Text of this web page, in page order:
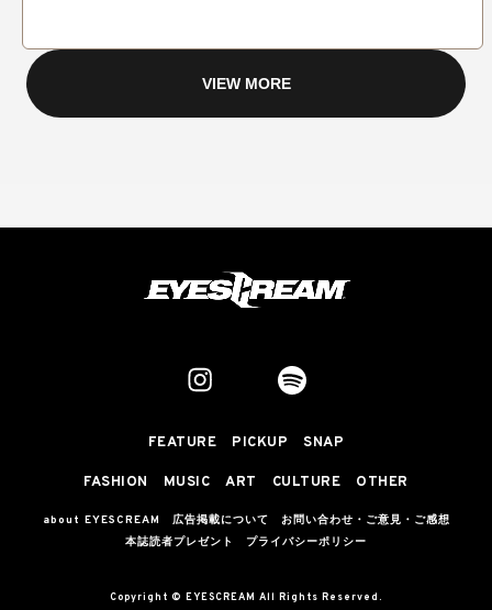
VIEW MORE
FEATURE PICKUP SNAP
FASHION MUSIC ART CULTURE OTHER
about EYESCREAM 広告掲載について
お問い合わせ・ご意見・ご感想
本誌読者プレゼント
プライバシーポリシー
Copyright © EYESCREAM All Rights Reserved.